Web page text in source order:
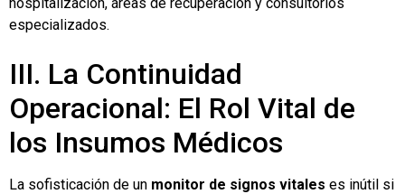
especializados.
III. La Continuidad
Operacional: El Rol Vital de
los Insumos Médicos
La sofisticación de un monitor de signos vitales es inútil si